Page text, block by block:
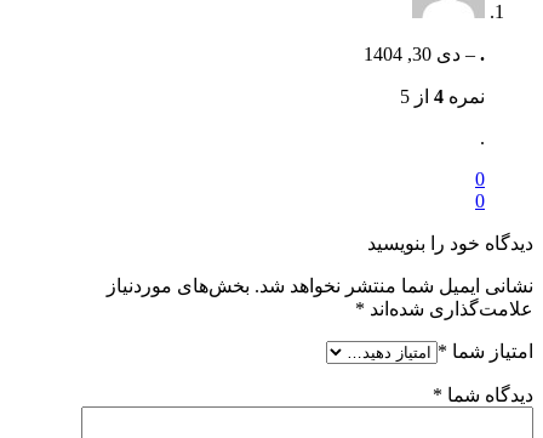
.
– دی 30, 1404
نمره 4 از 5
.
0
0
دیدگاه خود را بنویسید
نشانی ایمیل شما منتشر نخواهد شد. بخش‌های موردنیاز
علامت‌گذاری شده‌اند *
امتیاز شما *
دیدگاه شما *